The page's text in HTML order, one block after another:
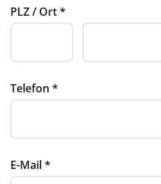
PLZ / Ort*
Telefon *
E-Mail*